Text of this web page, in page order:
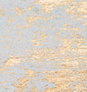
цветы